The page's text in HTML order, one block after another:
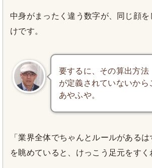
中身がまったく違う数字が、同じ顔
けです。
要するに、その算出方法
が定義されていないから
あやふや。
「業界全体でちゃんとルールがある
を眺めていると、けっこう足元をすく